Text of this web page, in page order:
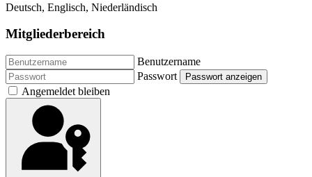
Deutsch, Englisch, Niederländisch
Mitgliederbereich
Benutzername
Passwort
Passwort anzeigen
Angemeldet bleiben